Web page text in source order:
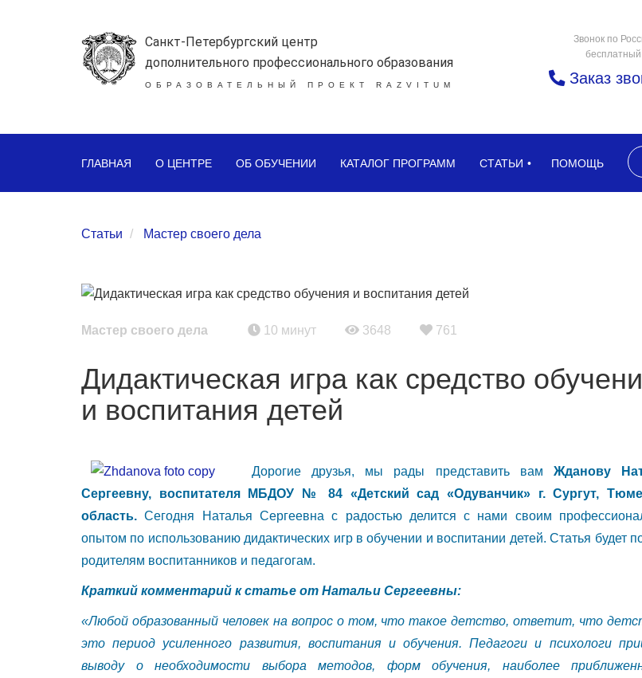
Санкт-Петербургский центр
дополнительного профессионального образования
ОБРАЗОВАТЕЛЬНЫЙ ПРОЕКТ RAZVITUM
Звонок по
бесплатный
Заказ
ГЛАВНАЯ О ЦЕНТРЕ ОБ ОБУЧЕНИИ КАТАЛОГ ПРОГРАММ СТАТЬИ ПОМОЩЬ
Статьи Мастер своего дела
Мастер своего дела 10 минут 3648 761
Дидактическая игра как средство
и воспитания детей
Дорогие друзья, мы рады представить вам Жданову
Сергеевну, воспитателя МБДОУ № 84 «Детский сад «Одуванчик» г. Сургут,
область. Сегодня Наталья Сергеевна с радостью делится с нами своим
опытом по использованию дидактических игр в обучении и воспитании детей. Статья будет
родителям воспитанников и педагогам.
Краткий комментарий к статье от Натальи Сергеевны:
«Любой образованный человек на вопрос о том, что такое детство, ответит, что
это период усиленного развития, воспитания и обучения. Педагоги и психологи
выводу о необходимости выбора методов, форм обучения, наиболее